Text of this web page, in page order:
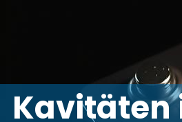
Kavitäten